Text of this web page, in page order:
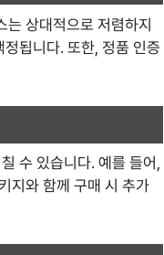
상대적으로 저렴하지
됩니다. 또한, 정품 인증
수 있습니다. 예를 들어,
지와 함께 구매 시 추가